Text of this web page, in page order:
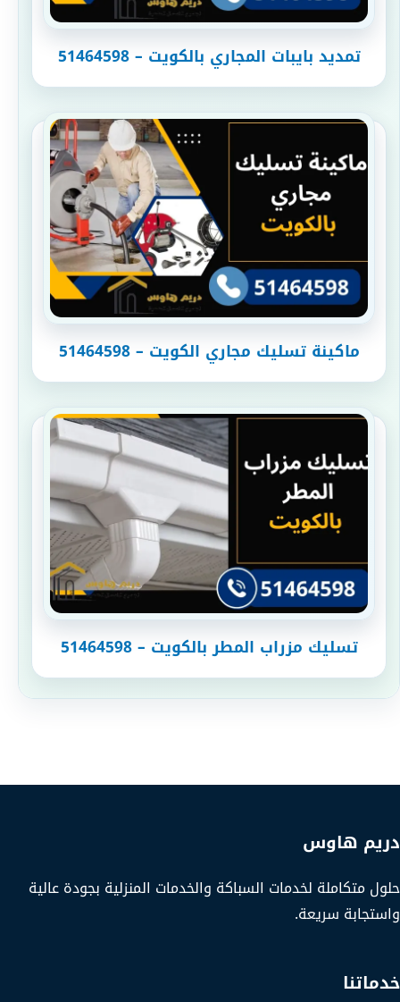
تمديد بايبات المجاري بالكويت – 51464598
ماكينة تسليك مجاري الكويت – 51464598
تسليك مزراب المطر بالكويت – 51464598
دريم هاوس
حلول متكاملة لخدمات السباكة والخدمات المنزلية بجودة عالية
واستجابة سريعة.
خدماتنا